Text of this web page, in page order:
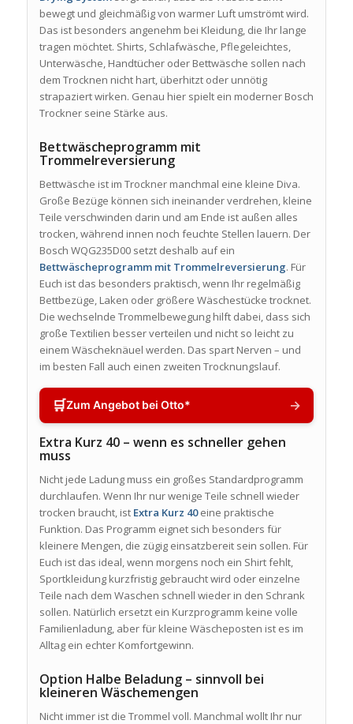
bewegt und gleichmäßig von warmer Luft umströmt wird.
Das ist besonders angenehm bei Kleidung, die Ihr lange
tragen möchtet. Shirts, Schlafwäsche, Pflegeleichtes,
Unterwäsche, Handtücher oder Bettwäsche sollen nach
dem Trocknen nicht hart, überhitzt oder unnötig
strapaziert wirken. Genau hier spielt ein moderner Bosch
Trockner seine Stärke aus.
Bettwäscheprogramm mit
Trommelreversierung
Bettwäsche ist im Trockner manchmal eine kleine Diva.
Große Bezüge können sich ineinander verdrehen, kleine
Teile verschwinden darin und am Ende ist außen alles
trocken, während innen noch feuchte Stellen lauern. Der
Bosch WQG235D00 setzt deshalb auf ein
Bettwäscheprogramm mit Trommelreversierung. Für
Euch ist das besonders praktisch, wenn Ihr regelmäßig
Bettbezüge, Laken oder größere Wäschestücke trocknet.
Die wechselnde Trommelbewegung hilft dabei, dass sich
große Textilien besser verteilen und nicht so leicht zu
einem Wäscheknäuel werden. Das spart Nerven – und
im besten Fall auch einen zweiten Trocknungslauf.
🛒Zum Angebot bei Otto* →
Extra Kurz 40 – wenn es schneller gehen
muss
Nicht jede Ladung muss ein großes Standardprogramm
durchlaufen. Wenn Ihr nur wenige Teile schnell wieder
trocken braucht, ist Extra Kurz 40eine praktische
Funktion. Das Programm eignet sich besonders für
kleinere Mengen, die zügig einsatzbereit sein sollen. Für
Euch ist das ideal, wenn morgens noch ein Shirt fehlt,
Sportkleidung kurzfristig gebraucht wird oder einzelne
Teile nach dem Waschen schnell wieder in den Schrank
sollen. Natürlich ersetzt ein Kurzprogramm keine volle
Familienladung, aber für kleine Wäscheposten ist es im
Alltag ein echter Komfortgewinn.
Option Halbe Beladung – sinnvoll bei
kleineren Wäschemengen
Nicht immer ist die Trommel voll. Manchmal wollt Ihr nur